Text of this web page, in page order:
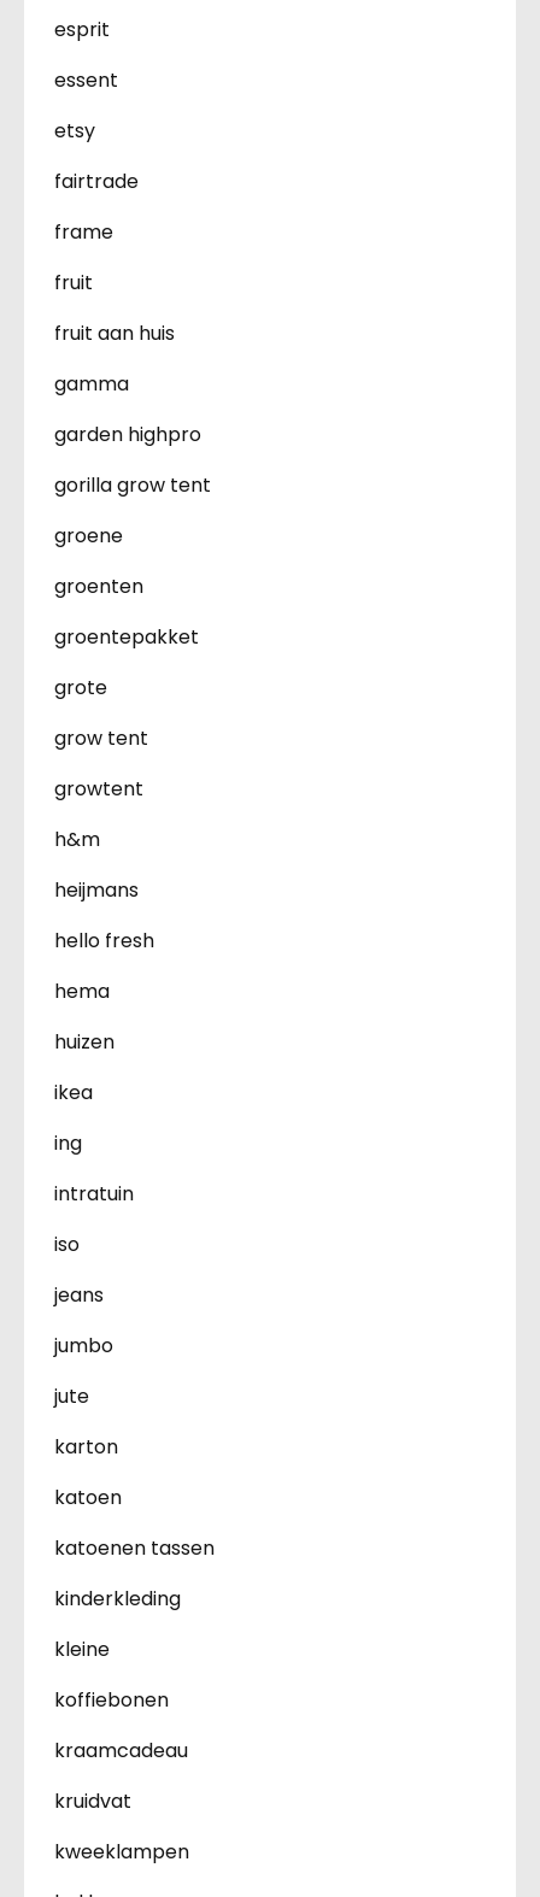
esprit
essent
etsy
fairtrade
frame
fruit
fruit aan huis
gamma
garden highpro
gorilla grow tent
groene
groenten
groentepakket
grote
grow tent
growtent
h&m
heijmans
hello fresh
hema
huizen
ikea
ing
intratuin
iso
jeans
jumbo
jute
karton
katoen
katoenen tassen
kinderkleding
kleine
koffiebonen
kraamcadeau
kruidvat
kweeklampen